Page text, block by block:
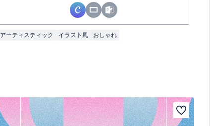
アーティスティック イラスト風 おしゃれ